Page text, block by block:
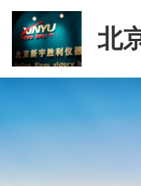
北
司